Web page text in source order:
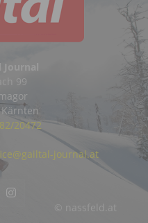
99
20472
© nassfeld.at
journal.at